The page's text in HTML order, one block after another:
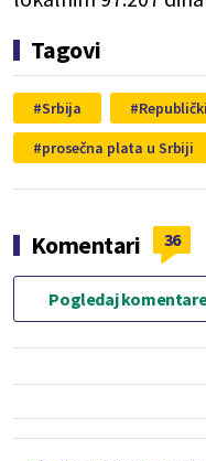
Tagovi
Srbija
prosečna plata u Srbiji
Komentari 36
Pogledaj